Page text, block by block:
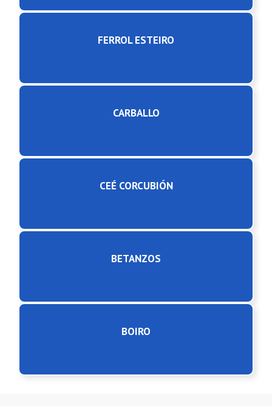
FERROL ESTEIRO
CARBALLO
CEÉ CORCUBIÓN
BETANZOS
BOIRO